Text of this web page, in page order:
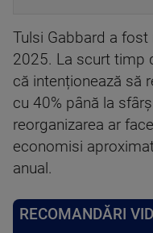
Tulsi Gabbard a
2025. La scurt timp
că intenționează să
cu 40% până la
reorganizarea ar
economisi
anual.
RECOMANDĂRI